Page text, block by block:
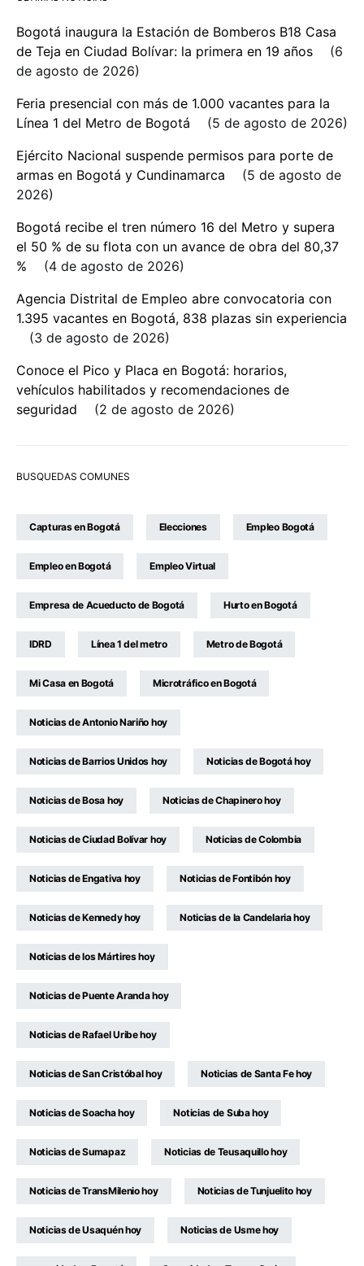
Bogotá inaugura la Estación de Bomberos B18 Casa
de Teja en Ciudad Bolívar: la primera en 19 años
6
de agosto de 2026
Feria presencial con más de 1.000 vacantes para la
Línea 1 del Metro de Bogotá
5 de agosto de 2026
Ejército Nacional suspende permisos para porte de
armas en Bogotá y Cundinamarca
5 de agosto de
2026
Bogotá recibe el tren número 16 del Metro y supera
el 50 % de su flota con un avance de obra del 80,37
%
4 de agosto de 2026
Agencia Distrital de Empleo abre convocatoria con
1.395 vacantes en Bogotá, 838 plazas sin experiencia
3 de agosto de 2026
Conoce el Pico y Placa en Bogotá: horarios,
vehículos habilitados y recomendaciones de
seguridad
2 de agosto de 2026
BUSQUEDAS COMUNES
Capturas en Bogotá Elecciones Empleo Bogotá
Empleo en Bogotá Empleo Virtual
Empresa de Acueducto de Bogotá Hurto en Bogotá
IDRD Línea 1 del metro Metro de Bogotá
Mi Casa en Bogotá Microtráfico en Bogotá
Noticias de Antonio Nariño hoy
Noticias de Barrios Unidos hoy Noticias de Bogotá hoy
Noticias de Bosa hoy Noticias de Chapinero hoy
Noticias de Ciudad Bolívar hoy Noticias de Colombia
Noticias de Engativa hoy Noticias de Fontibón hoy
Noticias de Kennedy hoy Noticias de la Candelaria hoy
Noticias de los Mártires hoy
Noticias de Puente Aranda hoy
Noticias de Rafael Uribe hoy
Noticias de San Cristóbal hoy Noticias de Santa Fe hoy
Noticias de Soacha hoy Noticias de Suba hoy
Noticias de Sumapaz Noticias de Teusaquillo hoy
Noticias de TransMilenio hoy Noticias de Tunjuelito hoy
Noticias de Usaquén hoy Noticias de Usme hoy